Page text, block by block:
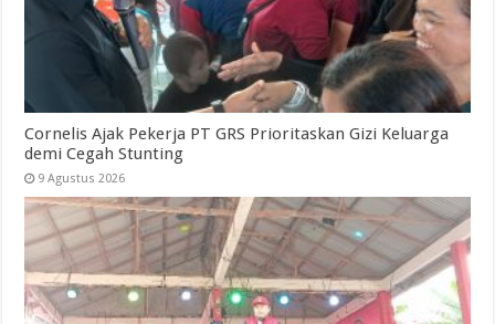
Cornelis Ajak Pekerja PT GRS Prioritaskan Gizi Keluarga
demi Cegah Stunting
9 Agustus 2026